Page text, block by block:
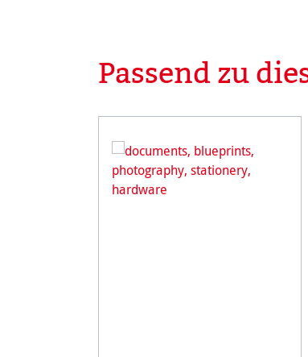
Produktgalerie überspringen
Passend zu